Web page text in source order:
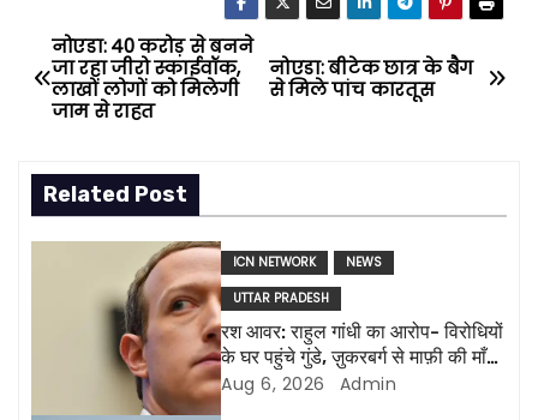
P
o
t
नोएडा: बीटेक छात्र के बैग
से मिले पांच कारतूस
नोएडा: 40 करोड़ से बनने
जा रहा जीरो स्काईवॉक,
लाखों लोगों को मिलेगी
जाम से राहत
Related Post
ICN NETWORK
NEWS
UTTAR PRADESH
रश आवर: राहुल गांधी का आरोप- विरोधियों
के घर पहुंचे गुंडे, ज़ुकरबर्ग से माफ़ी की माँग
और भी कई मुद्दे
Aug 6, 2026 Admin